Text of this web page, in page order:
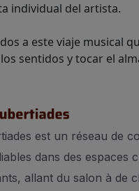
individual del artista.
a este viaje musical
sentidos y tocar el
est un réseau de
dans des espaces
allant du salon à de